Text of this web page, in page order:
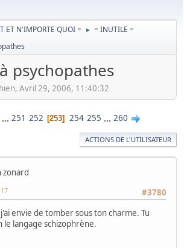
ET N'IMPORTE QUOI = ► = INUTILE =
psychopathes
Avril 29, 2006, 11:40:32
... 251 252 253 254 255 ... 260
ACTIONS DE L'UTILISATEUR
zonard
#3780
envie de tomber sous ton charme. Tu
le langage schizophrène.